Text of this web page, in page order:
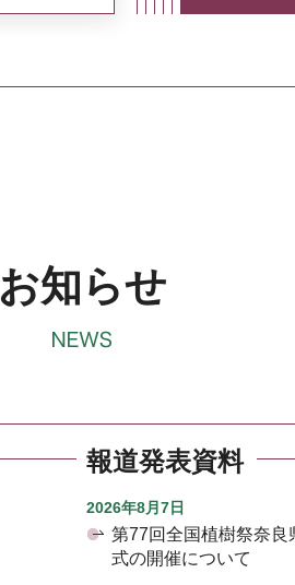
お知らせ
報道発表資料
2026年8月7日
第77回全国植樹祭奈
式の開催について